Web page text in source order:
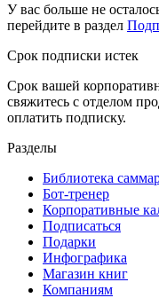
У вас больше не
перейдите в раздел
Срок подписки истек
Срок вашей
свяжитесь с отделом
оплатить подписку.
Разделы
Библиотека
Бот-тренер
Корпоративные
Подписаться
Подарки
Инфографика
Магазин книг
Компаниям